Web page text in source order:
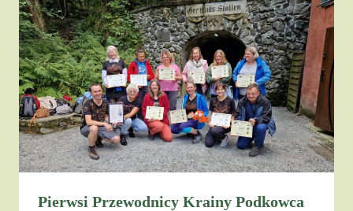
Pierwsi Przewodnicy Krainy Podkowca